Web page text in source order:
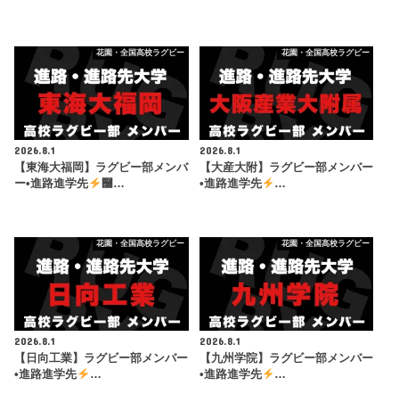
花園・全国高校ラグビー
2026.8.1
【東海大福岡】ラグビー部メンバ
ー•進路進学先
࿠…
花園・全国高校ラグビー
2026.8.1
【大産大附】ラグビー部メンバー
•進路進学先
…
花園・全国高校ラグビー
2026.8.1
【日向工業】ラグビー部メンバー
•進路進学先
…
花園・全国高校ラグビー
2026.8.1
【九州学院】ラグビー部メンバー
•進路進学先
…